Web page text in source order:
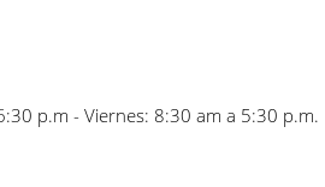
p.m - Viernes: 8:30 am a 5:30 p.m.